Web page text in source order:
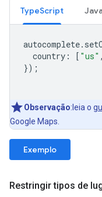
TypeScript
autocomplete.
country : [ "us" ,
});
Observação:leia o
Google Maps.
Exemplo
Restringir tipos de